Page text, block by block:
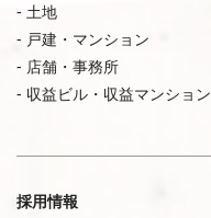
土地
戸建・マンション
店舗・事務所
収益ビル・収益マンション
採用情報